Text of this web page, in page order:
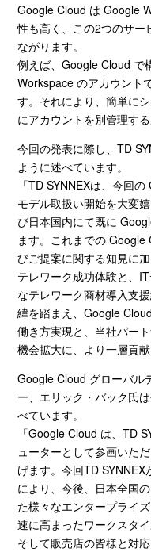
Google Cloud はGoogle
性も高く、この2つのサー
ながります。
例えば、Google Cloud で
Workspaceのアカウント
す。それにより、簡単に
にアカウントを別管理する
今回の発表に際し、TD
ように述べています。
「TD SYNNEXは、今回の
モデル取扱い開始を大変
び日本国内にて既に
ます。これまでのGoogle
びご提案に関する知見に
テレワーク成功体験と、 IT
なテレワーク商材導入支
緯を踏まえ、Google Cloud
働き方実現と、当社パー
機会拡大に、より一層貢
Google Cloud グローバル
ー、エリック・バック氏
べています。
「Google Cloud は、TD
ューターとして参画いた
げます。今回TD SYNNEX
により、今後、日本全国
た様々なエンタープライ
速に高まったワークスタ
そして販売店の皆様と対